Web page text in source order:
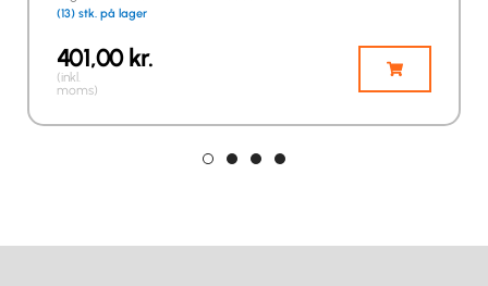
(13) stk. på lager
401,00kr.
(inkl.
moms)